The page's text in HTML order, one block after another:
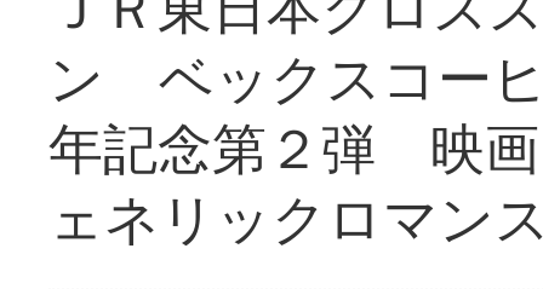
ン ベックスコー
年記念第２弾 映
ェネリックロマン